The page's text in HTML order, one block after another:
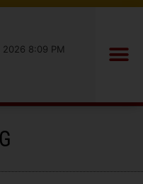
2026 8:09 PM